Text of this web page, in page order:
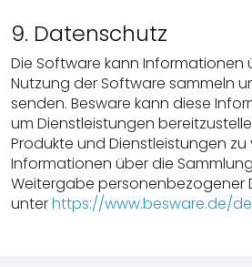
9. Datenschutz
Die Software kann Informationen
Nutzung der Software sammeln
senden. Besware kann diese
um Dienstleistungen
Produkte und Dienstleistungen zu
Informationen über die
Weitergabe personenbezogener
unterhttps://www.besware.de/